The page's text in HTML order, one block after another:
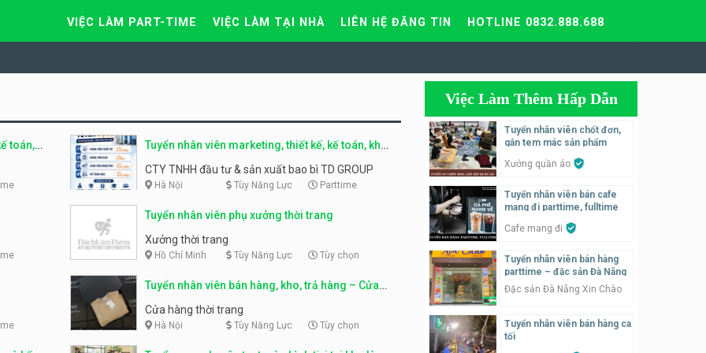
VIỆC LÀM PART-TIME VIỆC LÀM TẠI NHÀ LIÊN HỆ ĐĂNG TIN HOTLINE 0832.888.688
toán,
Tuyển nhân viên marketing, thiết kế, kế toán, kho
lương cao
CTY TNHH đầu tư & sản xuất bao bì TD GROUP
Hà Nội Tùy Năng Lực Parttime
Tuyển nhân viên phụ xưởng thời trang
Xưởng thời trang
Hồ Chí Minh Tùy Năng Lực Tùy chọn
Tuyển nhân viên bán hàng, kho, trả hàng – Cửa
hàng thời trang
Cửa hàng thời trang
Hà Nội Tùy Năng Lực Tùy chọn
Việc Làm Thêm Hấp Dẫn
Tuyển nhân viên chốt đơn,
gắn tem mác sản phẩm
Xưởng quần áo
Tuyển nhân viên bán cafe
mang đi parttime, fulltime
Cafe mang đi
Tuyển nhân viên bán hàng
parttime – đặc sản Đà Nẵng
Đặc sản Đà Nẵng Xin Chào
Tuyển nhân viên bán hàng ca
tối